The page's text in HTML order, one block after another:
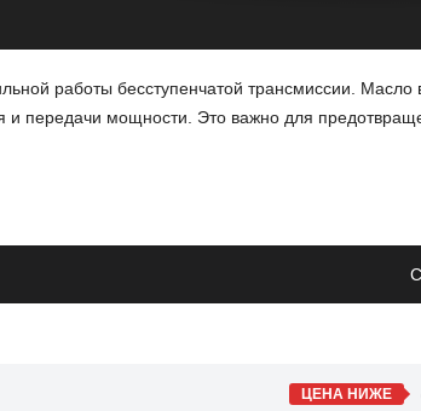
работы бесступенчатой трансмиссии. Масло
и передачи мощности. Это важно для
деталей.
или шуме.
Skoda Yeti. Это обеспечит более плавное и
ЦЕНА НИЖЕ